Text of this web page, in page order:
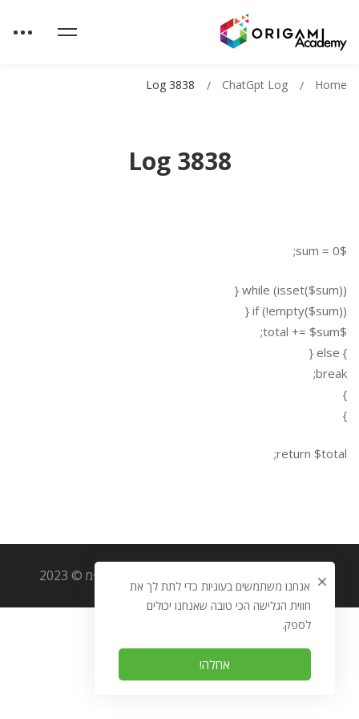
Log 3838
Home
ChatGpt Log
Log 3838
$sum = 0;
while (isset($sum)) {
if (!empty($sum)) {
$total += $sum;
} else {
break;
}
}
return $total;
כל הזכויות שמורות לאוריגמי מערכות מידע בע״מ © 2023
אנחנו משתמשים בעוגיות כדי לתת לך את
חווית הגלישה הכי טובה שאנחנו יכולים
לספק.
אחלה!